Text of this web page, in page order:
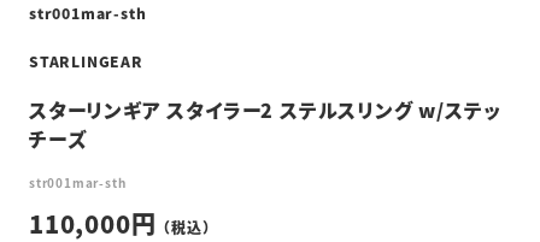
str001mar-sth
STARLINGEAR
スターリンギア スタイラー2 ステルスリング w/ステッ
チーズ
str001mar-sth
110,000